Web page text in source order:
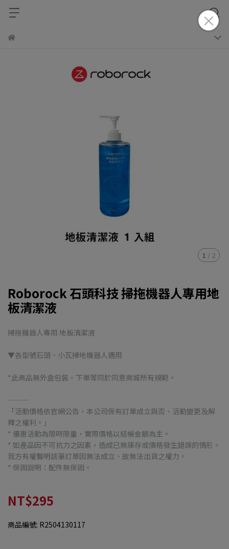
1 / 2
Roborock 石頭科技 掃拖機器人專用地
板清潔液
掃拖機器人專用 地板清潔液
▼各型號石頭、小瓦掃地機器人適用
*此商品無外盒包裝，下單等同於同意商城所有規範。
———
「活動價格依官網公告，本公司保有訂單成立與否、活動變更及解
釋之權利。」
* 優惠活動為限時限量，實際價格以結帳金額為主。
* 如產品因不可抗力之因素，造成已無庫存或價格發生錯誤的情形。
我方有權聲明該筆訂單因無法成立、故無法出貨之權力。
* 保固說明：配件無保固。
NT$295
商品編號: R2504130117